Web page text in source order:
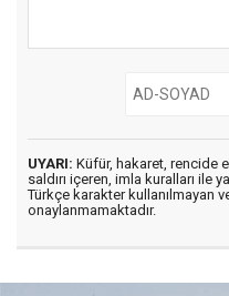
UYARI: Küfür, hakaret, rencide
saldırı içeren, imla kuralları ile
Türkçe karakter kullanılmayan
onaylanmamaktadır.